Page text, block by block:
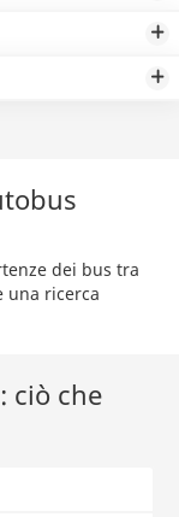
dei bus tra
una ricerca
ciò che